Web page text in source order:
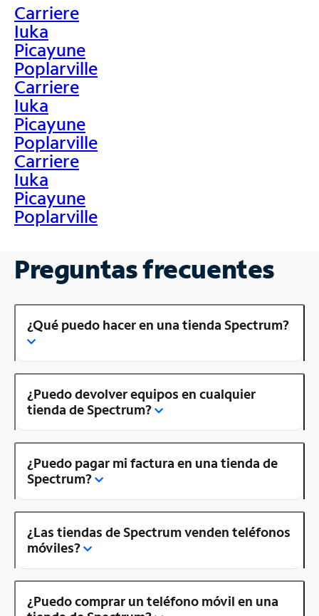
Carriere
Iuka
Picayune
Poplarville
Carriere
Iuka
Picayune
Poplarville
Carriere
Iuka
Picayune
Poplarville
Preguntas frecuentes
¿Qué puedo hacer en una tienda Spectrum?
¿Puedo devolver equipos en cualquier
tienda de Spectrum?
¿Puedo pagar mi factura en una tienda de
Spectrum?
¿Las tiendas de Spectrum venden teléfonos
móviles?
¿Puedo comprar un teléfono móvil en una